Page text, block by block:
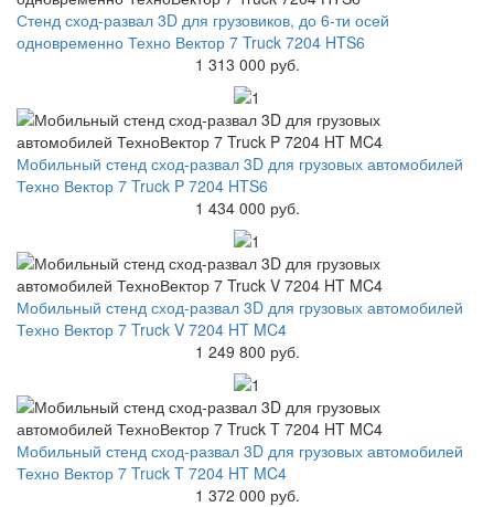
Стенд сход-развал 3D для грузовиков, до 6-ти осей
одновременно Техно Вектор 7 Truck 7204 HTS6
1 313 000 руб.
Мобильный стенд сход-развал 3D для грузовых автомобилей
Техно Вектор 7 Truck P 7204 HTS6
1 434 000 руб.
Мобильный стенд сход-развал 3D для грузовых автомобилей
Техно Вектор 7 Truck V 7204 HT MC4
1 249 800 руб.
Мобильный стенд сход-развал 3D для грузовых автомобилей
Техно Вектор 7 Truck T 7204 HT MC4
1 372 000 руб.